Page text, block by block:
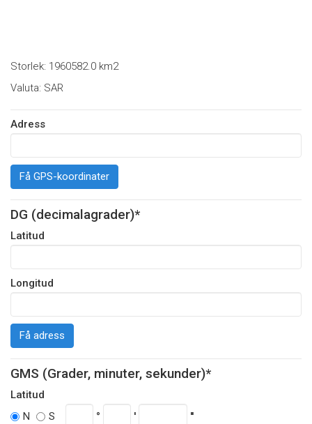
Storlek: 1960582.0 km2
Valuta: SAR
Adress
Få GPS-koordinater
DG (decimalagrader)*
Latitud
Longitud
Få adress
GMS (Grader, minuter, sekunder)*
Latitud
N
S ° ' ''